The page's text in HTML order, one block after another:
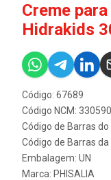
Creme
Hidrakids
Código: 67689
Código NCM:
Código de Barras
Código de Barras
Embalagem: UN
Marca: PHISALIA